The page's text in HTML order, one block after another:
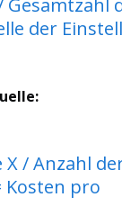
Gesamtzahl
der
/ Anzahl
Kosten pro